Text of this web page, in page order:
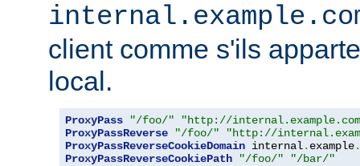
client comme s'ils
local.
ProxyPass "/foo/"
"http://
ProxyPassReverse
"/foo/"
"http://
ProxyPassReverseCookieDomain internal. example.
ProxyPassReverseCookiePath
"/foo/" "/bar/"